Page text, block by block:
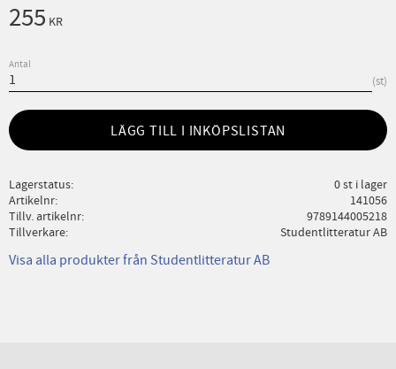
255 KR
Antal
st
LÄGG TILL I INKÖPSLISTAN
Lagerstatus
0 st i lager
Artikelnr
141056
Tillv. artikelnr
9789144005218
Tillverkare
Studentlitteratur AB
Visa alla produkter från Studentlitteratur AB